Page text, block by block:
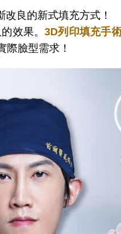
改良的新式填充方式 ！
效果。3D列印填充手
際臉型需求！